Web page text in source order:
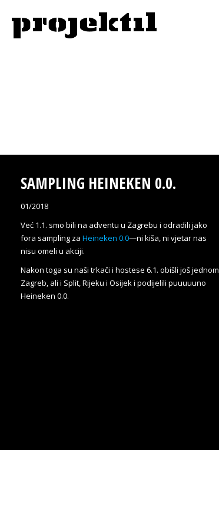
SAMPLING HEINEKEN 0.0.
01/2018
Već 1.1. smo bili na adventu u Zagrebu i odradili jako
fora sampling za Heineken 0.0—ni kiša, ni vjetar nas
nisu omeli u akciji.
Nakon toga su naši trkači i hostese 6.1. obišli još jednom
Zagreb, ali i Split, Rijeku i Osijek i podijelili puuuuuno
Heineken 0.0.